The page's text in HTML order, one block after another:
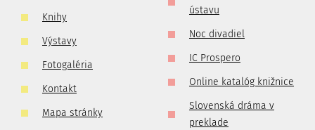
Knihy
Výstavy
Fotogaléria
Kontakt
Mapa stránky
ústavu
Noc divadiel
IC Prospero
Online katalóg knižnice
Slovenská dráma v
preklade